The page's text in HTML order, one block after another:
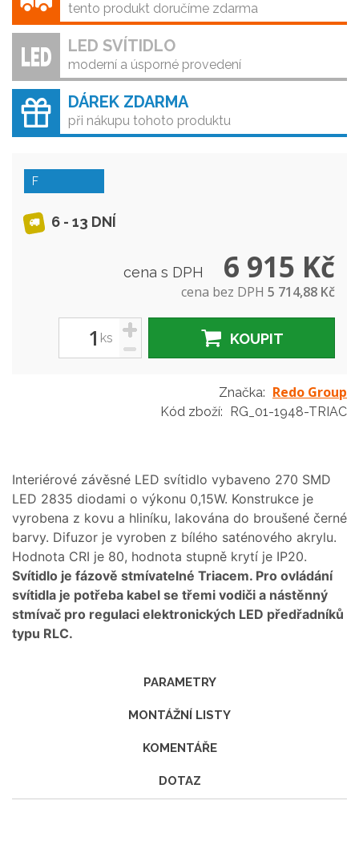
tento produkt doručíme zdarma
LED SVÍTIDLO
moderní a úsporné provedení
DÁREK ZDARMA
při nákupu tohoto produktu
F
6 - 13 DNÍ
cena s DPH 6 915 Kč
cena bez DPH 5 714,88 Kč
ks
+
-
KOUPIT
Značka: Redo Group
Kód zboží: RG_01-1948-TRIAC
Interiérové závěsné LED svítidlo vybaveno 270 SMD
LED 2835 diodami o výkonu 0,15W. Konstrukce je
vyrobena z kovu a hliníku, lakována do broušené černé
barvy. Difuzor je vyroben z bílého saténového akrylu.
Hodnota CRI je 80, hodnota stupně krytí je IP20.
Svítidlo je fázově stmívatelné Triacem. Pro ovládání
svítidla je potřeba kabel se třemi vodiči a nástěnný
stmívač pro regulaci elektronických LED předřadníků
typu RLC.
PARAMETRY
MONTÁŽNÍ LISTY
KOMENTÁŘE
DOTAZ